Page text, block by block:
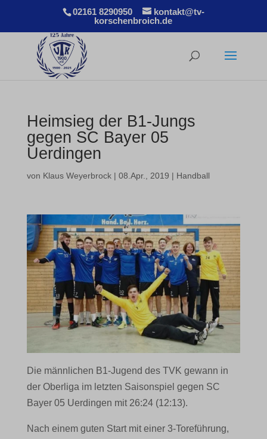
02161 8290950
kontakt@tv-
korschenbroich.de
Heimsieg der B1-Jungs
gegen SC Bayer 05
Uerdingen
von Klaus Weyerbrock| 08.Apr., 2019 | Handball
Die männlichen B1-Jugend des TVK gewann in
der Oberliga im letzten Saisonspiel gegen SC
Bayer 05 Uerdingen mit 26:24 (12:13).
Nach einem guten Start mit einer 3-Toreführung,